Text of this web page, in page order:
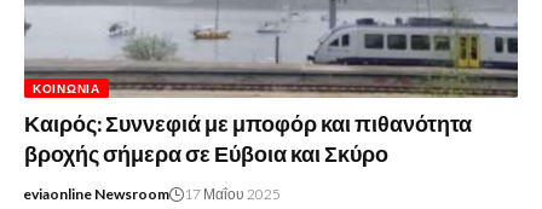
ΚΟΙΝΩΝΊΑ
Καιρός: Συννεφιά με μποφόρ και πιθανότητα
βροχής σήμερα σε Εύβοια και Σκύρο
eviaonline Newsroom 17 Μαΐου 2025